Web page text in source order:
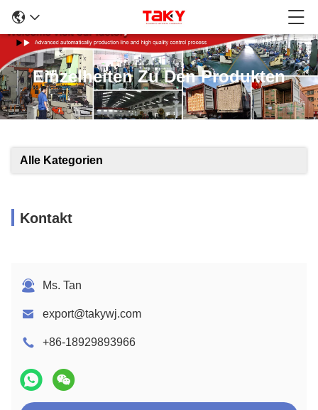
Einzelheiten Zu Den Produkten
Alle Kategorien
Kontakt
Ms. Tan
export@takywj.com
+86-18929893966